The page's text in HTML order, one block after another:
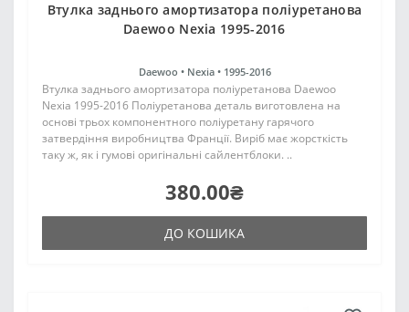
Втулка заднього амортизатора поліуретанова
Daewoo Nexia 1995-2016
Daewoo • Nexia • 1995-2016
Втулка заднього амортизатора поліуретанова Daewoo
Nexia 1995-2016 Поліуретанова деталь виготовлена на
основі трьох компонентного поліуретану гарячого
затвердіння виробництва Франції. Виріб має жорсткість
таку ж, як і гумові оригінальні сайлентблоки. ..
380.00₴
ДО КОШИКА